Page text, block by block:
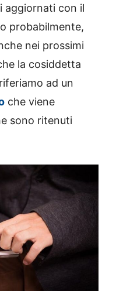
aggiornati con il
probabilmente,
nei prossimi
la cosiddetta
ad un
che viene
sono ritenuti